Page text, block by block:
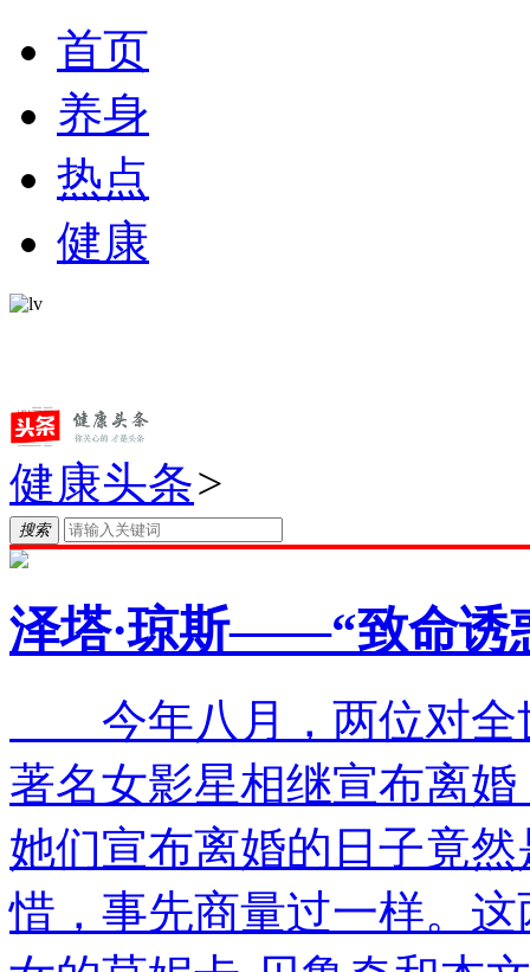
首页
养身
热点
健康
健康头条>
搜索
泽塔·琼斯——“致命诱
今年八月，两位对全
著名女影星相继宣布离
她们宣布离婚的日子竟
惜，事先商量过一样。